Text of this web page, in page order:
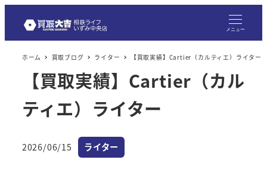
メニュー
ホーム 買取ブログ ライター 【買取実績】Cartier（カルティエ）ライター
【買取実績】Cartier（カル
ティエ）ライター
投稿日
2026/06/15 カテゴリー
ライター